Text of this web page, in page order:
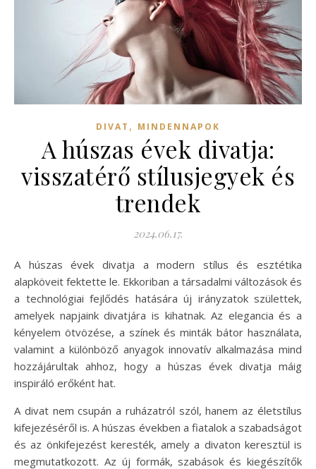
DIVAT , MINDENNAPOK
A húszas évek divatja:
visszatérő stílusjegyek és
trendek
2024.06.17.
A húszas évek divatja a modern stílus és esztétika
alapköveit fektette le. Ekkoriban a társadalmi változások és
a technológiai fejlődés hatására új irányzatok születtek,
amelyek napjaink divatjára is kihatnak. Az elegancia és a
kényelem ötvözése, a színek és minták bátor használata,
valamint a különböző anyagok innovatív alkalmazása mind
hozzájárultak ahhoz, hogy a húszas évek divatja máig
inspiráló erőként hat.
A divat nem csupán a ruházatról szól, hanem az életstílus
kifejezéséről is. A húszas években a fiatalok a szabadságot
és az önkifejezést keresték, amely a divaton keresztül is
megmutatkozott. Az új formák, szabások és kiegészítők